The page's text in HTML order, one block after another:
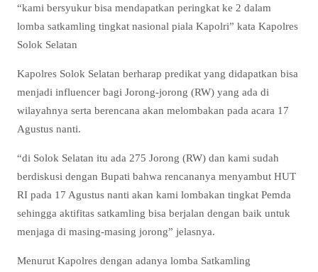
“kami bersyukur bisa mendapatkan peringkat ke 2 dalam
lomba satkamling tingkat nasional piala Kapolri” kata Kapolres
Solok Selatan
Kapolres Solok Selatan berharap predikat yang didapatkan bisa
menjadi influencer bagi Jorong-jorong (RW) yang ada di
wilayahnya serta berencana akan melombakan pada acara 17
Agustus nanti.
“di Solok Selatan itu ada 275 Jorong (RW) dan kami sudah
berdiskusi dengan Bupati bahwa rencananya menyambut HUT
RI pada 17 Agustus nanti akan kami lombakan tingkat Pemda
sehingga aktifitas satkamling bisa berjalan dengan baik untuk
menjaga di masing-masing jorong” jelasnya.
Menurut Kapolres dengan adanya lomba Satkamling